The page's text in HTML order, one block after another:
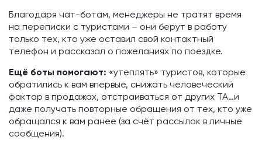
Благодаря чат-ботам, менеджеры не тратят время
на переписки с туристами – они берут в работу
только тех, кто уже оставил свой контактный
телефон и рассказал о пожеланиях по поездке.
Ещё боты помогают: «утеплять» туристов, которые
обратились к вам впервые, снижать человеческий
фактор в продажах, отстраиваться от других ТА…и
даже получать повторные обращения от тех, кто уже
обращался к вам ранее (за счёт рассылок в личные
сообщения).